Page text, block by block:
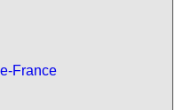
France